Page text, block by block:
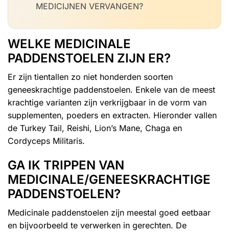
MEDICIJNEN VERVANGEN?
WELKE MEDICINALE
PADDENSTOELEN ZIJN ER?
Er zijn tientallen zo niet honderden soorten
geneeskrachtige paddenstoelen. Enkele van de meest
krachtige varianten zijn verkrijgbaar in de vorm van
supplementen, poeders en extracten. Hieronder vallen
de Turkey Tail, Reishi, Lion’s Mane, Chaga en
Cordyceps Militaris.
GA IK TRIPPEN VAN
MEDICINALE/GENEESKRACHTIGE
PADDENSTOELEN?
Medicinale paddenstoelen zijn meestal goed eetbaar
en bijvoorbeeld te verwerken in gerechten. De